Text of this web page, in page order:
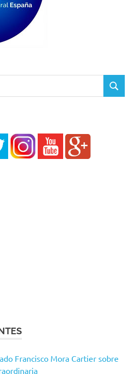
BUSCAR
Francisco Mora Cartier sobre